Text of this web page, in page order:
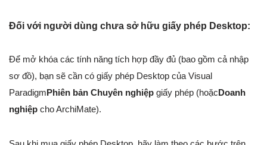
Đối với người dùng chưa sở hữu giấy phép Desktop:
Để mở khóa các tính năng tích hợp đầy đủ (bao gồm cả nhập
sơ đồ), bạn sẽ cần có giấy phép Desktop của Visual
ParadigmPhiên bản Chuyên nghiệp giấy phép (hoặcDoanh
nghiệp cho ArchiMate).